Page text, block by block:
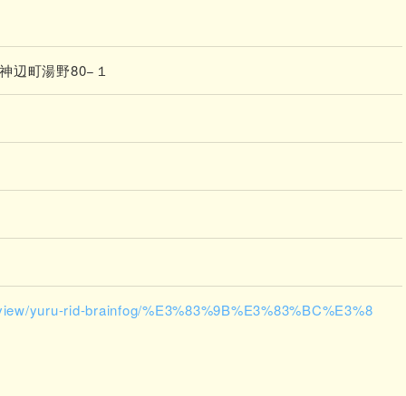
辺町湯野80−１
yuru-rid-brainfog/%E3%83%9B%E3%83%BC%E3%8